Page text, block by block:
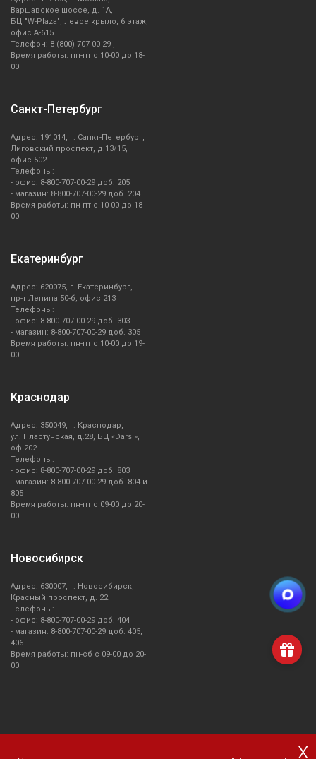
x
Кофемолки
Кухонные ножи
Миксеры
Мойки
Подогреватели посуды
Профессиональные (промышленные) посудомоечные
машины
Смесители
Соковыжималки
Стиральные машины
Сушильные машины
Холодильники
Варшавское шоссе, д. 1А,
БЦ "W-Plaza", левое крыло, 6 этаж,
офис А-615.
Телефон: 8 (800) 707-00-29 ,
Время работы: пн-пт с 10-00 до 18-
00
Санкт-Петербург
Адрес: 191014, г. Санкт-Петербург,
Лиговский проспект, д.13/15,
офис 502
Телефоны:
- офис: 8-800-707-00-29 доб. 205
- магазин: 8-800-707-00-29 доб. 204
Время работы: пн-пт с 10-00 до 18-
00
Екатеринбург
Адрес: 620075, г. Екатеринбург,
пр-т Ленина 50-б, офис 213
Телефоны:
- офис: 8-800-707-00-29 доб. 303
- магазин: 8-800-707-00-29 доб. 305
Время работы: пн-пт с 10-00 до 19-
00
Краснодар
Адрес: 350049, г. Краснодар,
ул. Пластунская, д.28, БЦ «Darsi»,
оф.202
Телефоны:
- офис: 8-800-707-00-29 доб. 803
- магазин: 8-800-707-00-29 доб. 804 и
805
Время работы: пн-пт с 09-00 до 20-
00
Новосибирск
Адрес: 630007, г. Новосибирск,
Красный проспект, д. 22
Телефоны:
- офис: 8-800-707-00-29 доб. 404
- магазин: 8-800-707-00-29 доб. 405,
406
Время работы: пн-сб с 09-00 до 20-
00